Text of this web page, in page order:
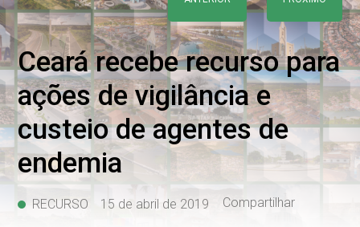
Ceará recebe recurso para
ações de vigilância e
custeio de agentes de
endemia
RECURSO 15 de abril de 2019 Compartilhar